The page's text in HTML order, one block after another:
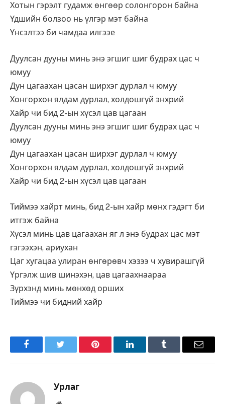
Хотын гэрэлт гудамж өнгөөр солонгорон байна
Үдшийн болзоо нь үлгэр мэт байна
Үнсэлтээ би чамдаа илгээе
Дуулсан дууны минь энэ эгшиг шиг будрах цас ч
юмуу
Дун цагаахан цасан ширхэг дурлал ч юмуу
Хонгорхон ялдам дурлал, холдошгүй энхрий
Хайр чи бид 2-ын хүсэл цав цагаан
Дуулсан дууны минь энэ эгшиг шиг будрах цас ч
юмуу
Дун цагаахан цасан ширхэг дурлал ч юмуу
Хонгорхон ялдам дурлал, холдошгүй энхрий
Хайр чи бид 2-ын хүсэл цав цагаан
Тиймээ хайрт минь, бид 2-ын хайр мөнх гэдэгт би
итгэж байна
Хүсэл минь цав цагаахан яг л энэ будрах цас мэт
гэгээхэн, ариухан
Цаг хугацаа улиран өнгөрөвч хэзээ ч хувирашгүй
Үргэлж шив шинэхэн, цав цагаахнаараа
Зүрхэнд минь мөнхөд орших
Тиймээ чи бидний хайр
FacebookTwitter Pinterest LinkedInTumblr Имэйл
Урлаг